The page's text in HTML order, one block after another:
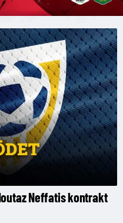
Neffatis kontrakt